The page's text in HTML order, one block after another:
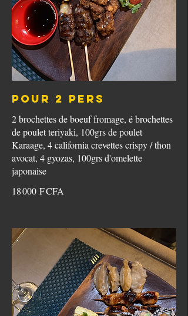
POUR 2 PERS
2 brochettes de boeuf fromage, é brochettes
de poulet teriyaki, 100grs de poulet
Karaage, 4 california crevettes crispy / thon
avocat, 4 gyozas, 100grs d'omelette
japonaise
18 000 F CFA